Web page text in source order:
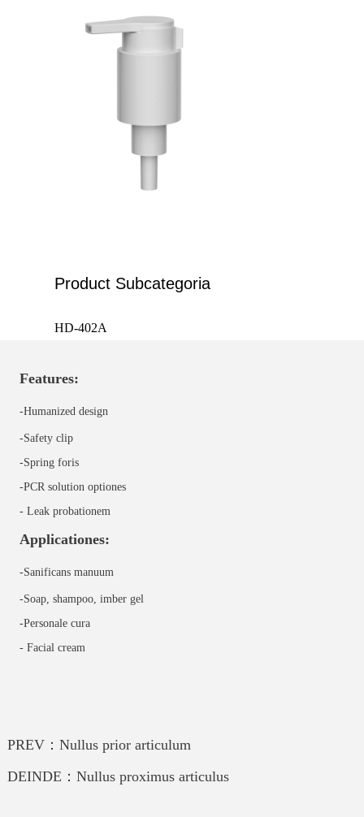
Product Subcategoria
HD-402A
Features:
-Humanized design
-Safety clip
-Spring foris
-PCR solution optiones
- Leak probationem
Applicationes:
-Sanificans manuum
-Soap, shampoo, imber gel
-Personale cura
- Facial cream
PREV：Nullus prior articulum
DEINDE：Nullus proximus articulus